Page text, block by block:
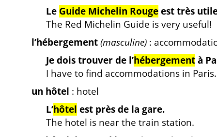
Le Guide Michelin Rougeest très
The Red Michelin Guide is very useful!
l’hébergement(masculine) :
Je dois trouver de l’hébergementà
I have to find accommodations in Paris.
un hôtel : hotel
L’hôtel est près de la gare.
The hotel is near the train station.